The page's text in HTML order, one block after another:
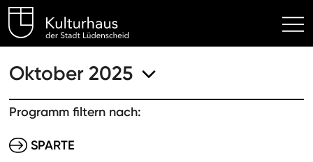
Kulturhaus Lüdenscheid
Oktober 2025
Programm filtern nach:
SPARTE